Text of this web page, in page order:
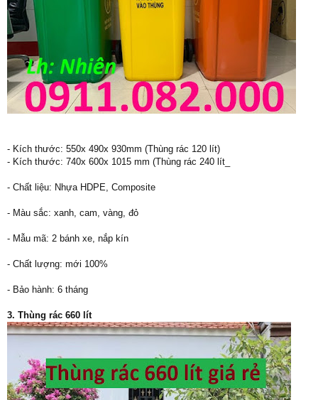
- Kích thước: 550x 490x 930mm (Thùng rác 120 lít)
- Kích thước: 740x 600x 1015 mm (Thùng rác 240 lít_
- Chất liệu: Nhựa HDPE, Composite
- Màu sắc: xanh, cam, vàng, đỏ
- Mẫu mã: 2 bánh xe, nắp kín
- Chất lượng: mới 100%
- Bảo hành: 6 tháng
3. Thùng rác 660 lít